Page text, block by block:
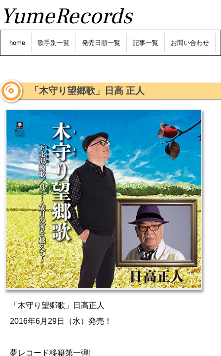
YumeRecords
home 歌手別一覧 発売日順一覧 記事一覧 お問い合わせ
「木守り望郷歌」日高 正人
「木守り望郷歌」日高正人
2016年6月29日（水）発売！
夢レコード移籍第一弾!